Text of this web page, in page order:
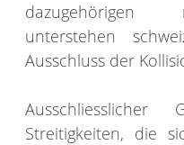
dazugehörigen
unterstehen
Ausschluss der
Streitigkeiten, die